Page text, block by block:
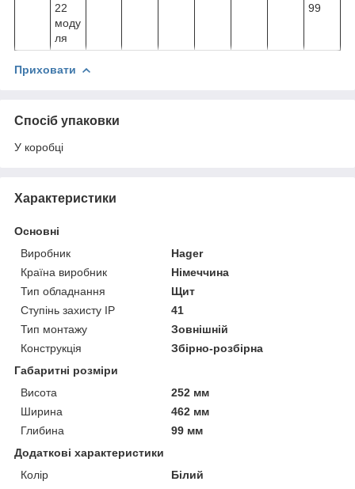
22
моду
ля
99
Приховати
Спосіб упаковки
У коробці
Характеристики
Основні
Виробник
Hager
Країна виробник
Німеччина
Тип обладнання
Щит
Ступінь захисту IP
41
Тип монтажу
Зовнішній
Конструкція
Збірно-розбірна
Габаритні розміри
Висота
252 мм
Ширина
462 мм
Глибина
99 мм
Додаткові характеристики
Колір
Білий